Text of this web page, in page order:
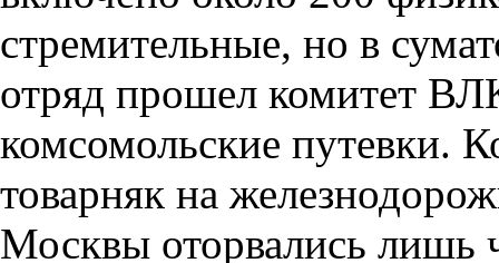
стремительные, но в
отряд прошел комитет
комсомольские путевки.
товарняк на
Москвы оторвались лишь